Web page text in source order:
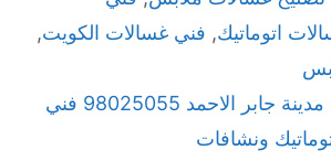
اتوماتيك, فني غسالات الكويت,
فني غسالات مدينة جابر الاحمد 98025055 فني
ونشافات